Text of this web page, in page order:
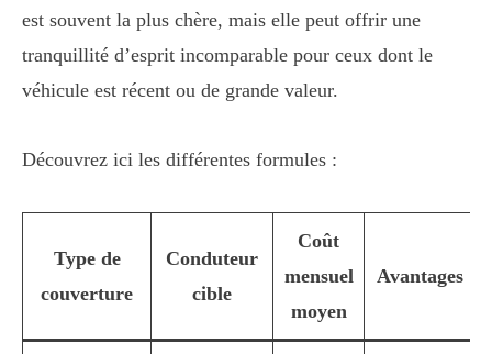
est souvent la plus chère, mais elle peut offrir une
tranquillité d’esprit incomparable pour ceux dont le
véhicule est récent ou de grande valeur.
Découvrez ici les différentes formules :
Type de
couverture
Conduteur
cible
Coût
mensuel
moyen
Avantages